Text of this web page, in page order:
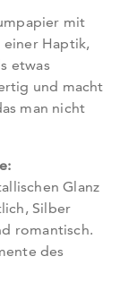
mit
Haptik,
etwas
und macht
man nicht
Glanz
Silber
romantisch.
des